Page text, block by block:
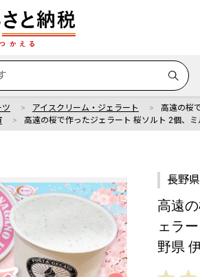
ツ アイスクリーム・ジェラート 高遠の桜
高遠の桜で作ったジェラート 桜ソルト 2個、
長野
高遠
ェラ
野県